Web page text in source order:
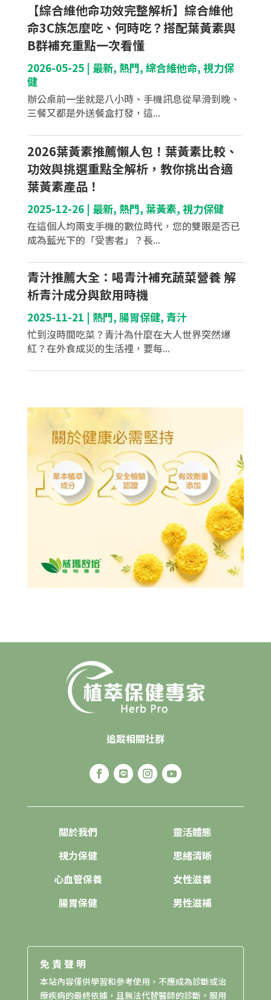
【綜合維他命功效完整解析】綜合維他
命3C族怎麼吃、何時吃？搭配葉黃素與
B群補充重點一次看懂
2026-05-25| 最新, 熱門, 綜合維他命, 視力保
健
辦公桌前一坐就是八小時、手機訊息從早滑到晚、
三餐又都是外送餐盒打發，這...
2026葉黃素推薦懶人包！葉黃素比較、
功效與挑選重點全解析，教你挑出合適
葉黃素產品！
2025-12-26| 最新, 熱門, 葉黃素, 視力保健
在這個人均兩支手機的數位時代，您的雙眼是否已
成為藍光下的「受害者」？長...
青汁推薦大全：喝青汁補充蔬菜營養 解
析青汁成分與飲用時機
2025-11-21 | 熱門, 腸胃保健, 青汁
忙到沒時間吃菜？青汁為什麼在大人世界突然爆
紅？在外食成災的生活裡，要每...
追蹤相關社群
關於我們
視力保健
心血管保養
腸胃保健
靈活體態
思緒清晰
女性滋養
男性滋補
免責聲明
本站內容僅供學習和參考使用，不應成為診斷或治
療疾病的最終依據，且無法代替醫師的診斷。服用